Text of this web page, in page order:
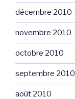
décembre 2010
novembre 2010
octobre 2010
septembre 2010
août 2010